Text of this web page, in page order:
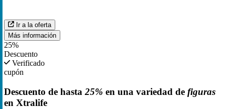
Ir a la oferta
Más información
25%
Descuento
Verificado
cupón
Descuento de hasta 25% en una variedad de figuras
en Xtralife